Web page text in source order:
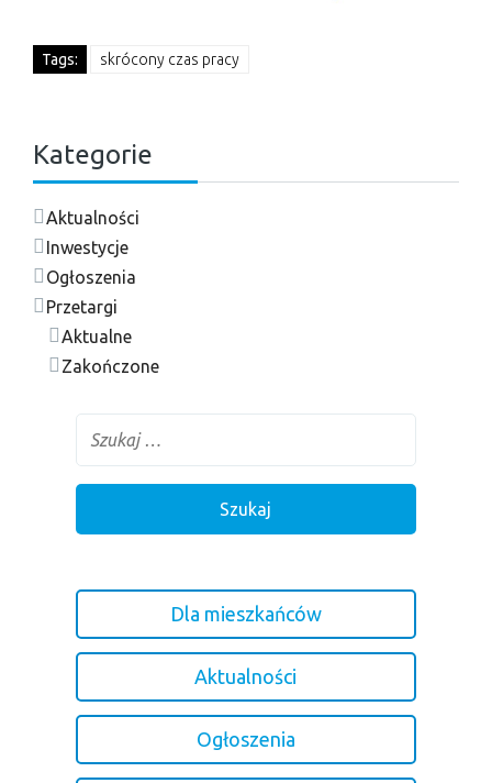
Tags: skrócony czas pracy
Kategorie
Aktualności
Inwestycje
Ogłoszenia
Przetargi
Aktualne
Zakończone
Dla mieszkańców
Aktualności
Ogłoszenia